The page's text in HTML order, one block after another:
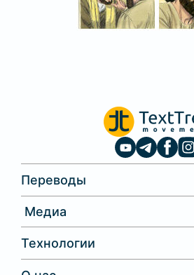
Переводы
Медиа
Технологии